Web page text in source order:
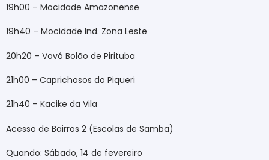
19h00 – Mocidade Amazonense
19h40 – Mocidade Ind. Zona Leste
20h20 – Vovó Bolão de Pirituba
21h00 – Caprichosos do Piqueri
21h40 – Kacike da Vila
Acesso de Bairros 2 (Escolas de Samba)
Quando: Sábado, 14 de fevereiro